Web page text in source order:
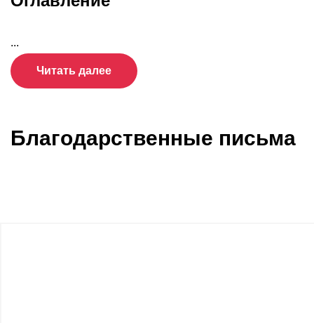
...
Читать далее
Благодарственные письма